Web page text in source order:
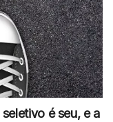
é seu, e a